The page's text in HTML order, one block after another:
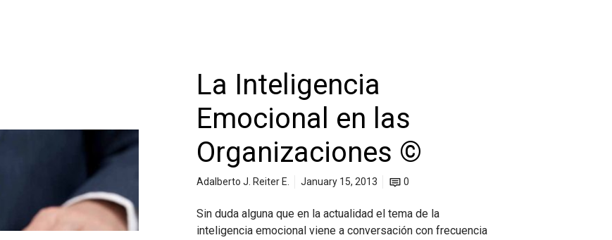
La Inteligencia
Emocional en las
Organizaciones ©
Adalberto J. Reiter E. January 15, 2013 0
Sin duda alguna que en la actualidad el tema de la
inteligencia emocional viene a conversación con frecuencia